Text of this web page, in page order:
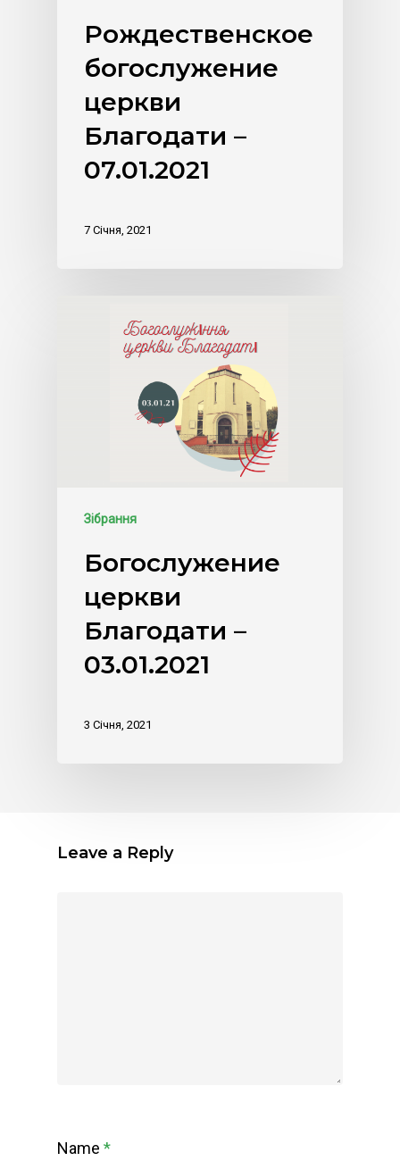
Рождественское
богослужение
церкви
Благодати –
07.01.2021
7 Січня, 2021
Зібрання
Богослужение
церкви
Благодати –
03.01.2021
3 Січня, 2021
Leave a Reply
Name *